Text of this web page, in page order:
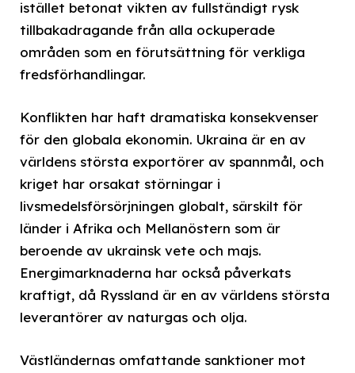
istället betonat vikten av fullständigt rysk
tillbakadragande från alla ockuperade
områden som en förutsättning för verkliga
fredsförhandlingar.
Konflikten har haft dramatiska konsekvenser
för den globala ekonomin. Ukraina är en av
världens största exportörer av spannmål, och
kriget har orsakat störningar i
livsmedelsförsörjningen globalt, särskilt för
länder i Afrika och Mellanöstern som är
beroende av ukrainsk vete och majs.
Energimarknaderna har också påverkats
kraftigt, då Ryssland är en av världens största
leverantörer av naturgas och olja.
Västländernas omfattande sanktioner mot